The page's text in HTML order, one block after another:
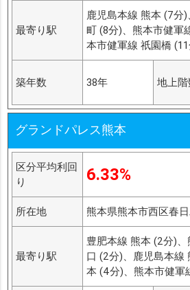
最寄り駅
鹿児島本線 熊本 (7分
町 (8分)、熊本市健軍
本市健軍線 祇園橋
築年数 38年 地上階
グランドパレス熊本
区分平均利回
り
6.33%
所在地 熊本県熊本市西区春
最寄り駅
豊肥本線 熊本 (2分)
口 (2分)、鹿児島本線
本 (4分)、熊本市健軍